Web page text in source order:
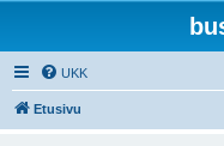
UKK
Etusivu